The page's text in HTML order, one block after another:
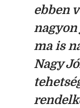
ebben
nagyon
ma is
Nagy